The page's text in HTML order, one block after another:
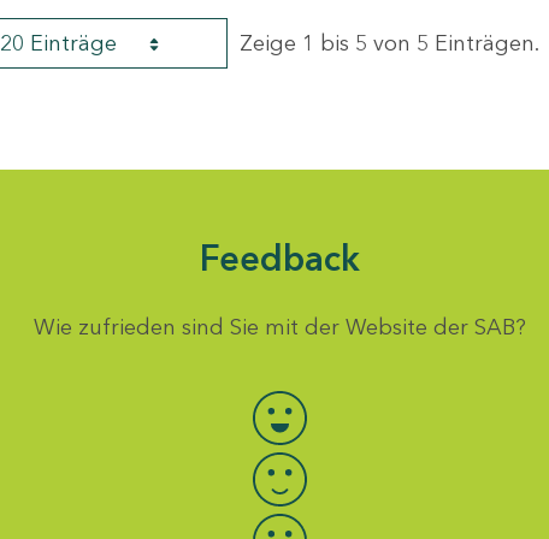
20 Einträge Zeige 1 bis 5 von 5 Einträgen.
Feedback
Wie zufrieden sind Sie mit der Website der SAB?
Bewertung auswählen